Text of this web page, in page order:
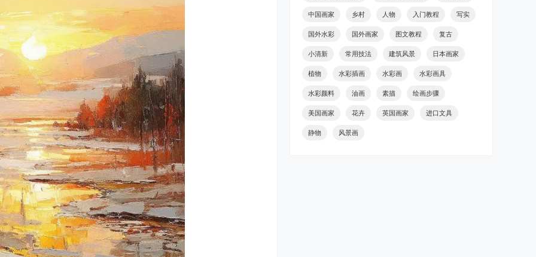
中国画家 乡村 人物 入门教程 写实
国外水彩 国外画家 图文教程 复古
小清新 常用技法 建筑风景 日本画家
植物 水彩插画 水彩画 水彩画具
水彩颜料 油画 素描 绘画步骤
美国画家 花卉 英国画家 进口文具
静物 风景画